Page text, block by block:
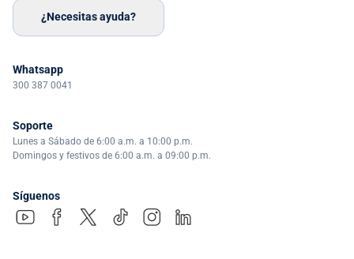
¿Necesitas ayuda?
Whatsapp
300 387 0041
Soporte
Lunes a Sábado de 6:00 a.m. a 10:00 p.m.
Domingos y festivos de 6:00 a.m. a 09:00 p.m.
Síguenos